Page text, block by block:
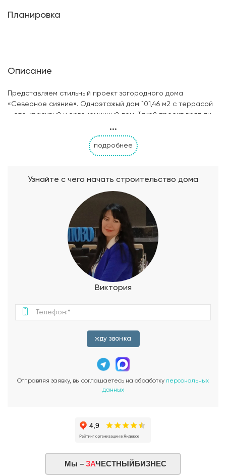
Планировка
Описание
Представляем стильный проект загородного дома
«Северное сияние». Одноэтажый дом 101,46 м2 с террасой
– это красивый и эргономичный дом. Такой проект вряд ли
Внешне дом привлекает внимание своей необычностью и
изысканностью. Преимущества фасада – удачное
сочетание цветов, большие окна, неординарная крыша,
оформление террасы и крылец. Дом идеален не только
В доме три спальных комнаты: две по 11,9м2 и большая
хозяйская спальня – 16,35 м2. Кухня (16,45 м2) и гостиная
(22,28 м2) являются отдельными помещениями, расположены
– рядом. Из кухни имеется выход на небольшую летнюю
террасу (9,43 м2), а также в помещение котельной (8,54 м2).
Котельная в свою очередь имеет выход во двор. Санузел в
доме совмещен, имеет площадь 4,5 м2. Проект
одноэтажного дома «Северное сияние» идеально подойдет
для большой семьи с детьми или гостеприимным хозяевам.
востребованы в настоящее время, поэтому стильный и
практичный проект «Северное сияние» имеет все права
...
подробнее
Узнайте с чего начать строительство дома
Виктория
жду звонка
Отправляя заявку, вы соглашаетесь на обработку персональных
данных
Мы – ЗАЧЕСТНЫЙБИЗНЕС